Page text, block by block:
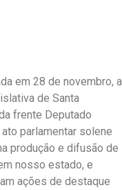
em 28 de novembro, a
de Santa
frente Deputado
parlamentar solene
produção e difusão de
nosso estado, e
ações de destaque